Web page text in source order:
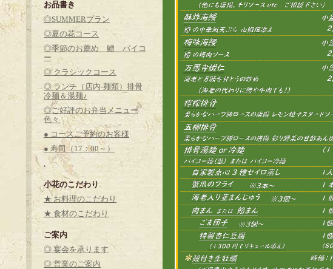
お品書き
◎SUMMERプラン
◎夏の花コース
◎季節のお薦め 鱧 パイコ
ー
◎ クラシックコース
◎ ランチ（店内-麺類）排骨
冷麺＆湯麺♪
◎ご好評のお弁当メニュー
色々
● コースご予約のお客様
● 寿司（17：00～）
.
小花のこだわり
★ お料理のこだわり
★ 食材のこだわり
ご案内
◎ 宴会を承ります
◎ 営業のご案内